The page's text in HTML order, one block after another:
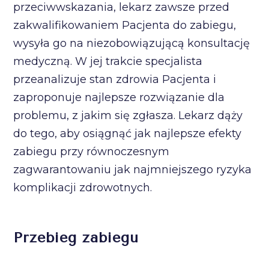
przeciwwskazania, lekarz zawsze przed
zakwalifikowaniem Pacjenta do zabiegu,
wysyła go na niezobowiązującą konsultację
medyczną. W jej trakcie specjalista
przeanalizuje stan zdrowia Pacjenta i
zaproponuje najlepsze rozwiązanie dla
problemu, z jakim się zgłasza. Lekarz dąży
do tego, aby osiągnąć jak najlepsze efekty
zabiegu przy równoczesnym
zagwarantowaniu jak najmniejszego ryzyka
komplikacji zdrowotnych.
Przebieg zabiegu